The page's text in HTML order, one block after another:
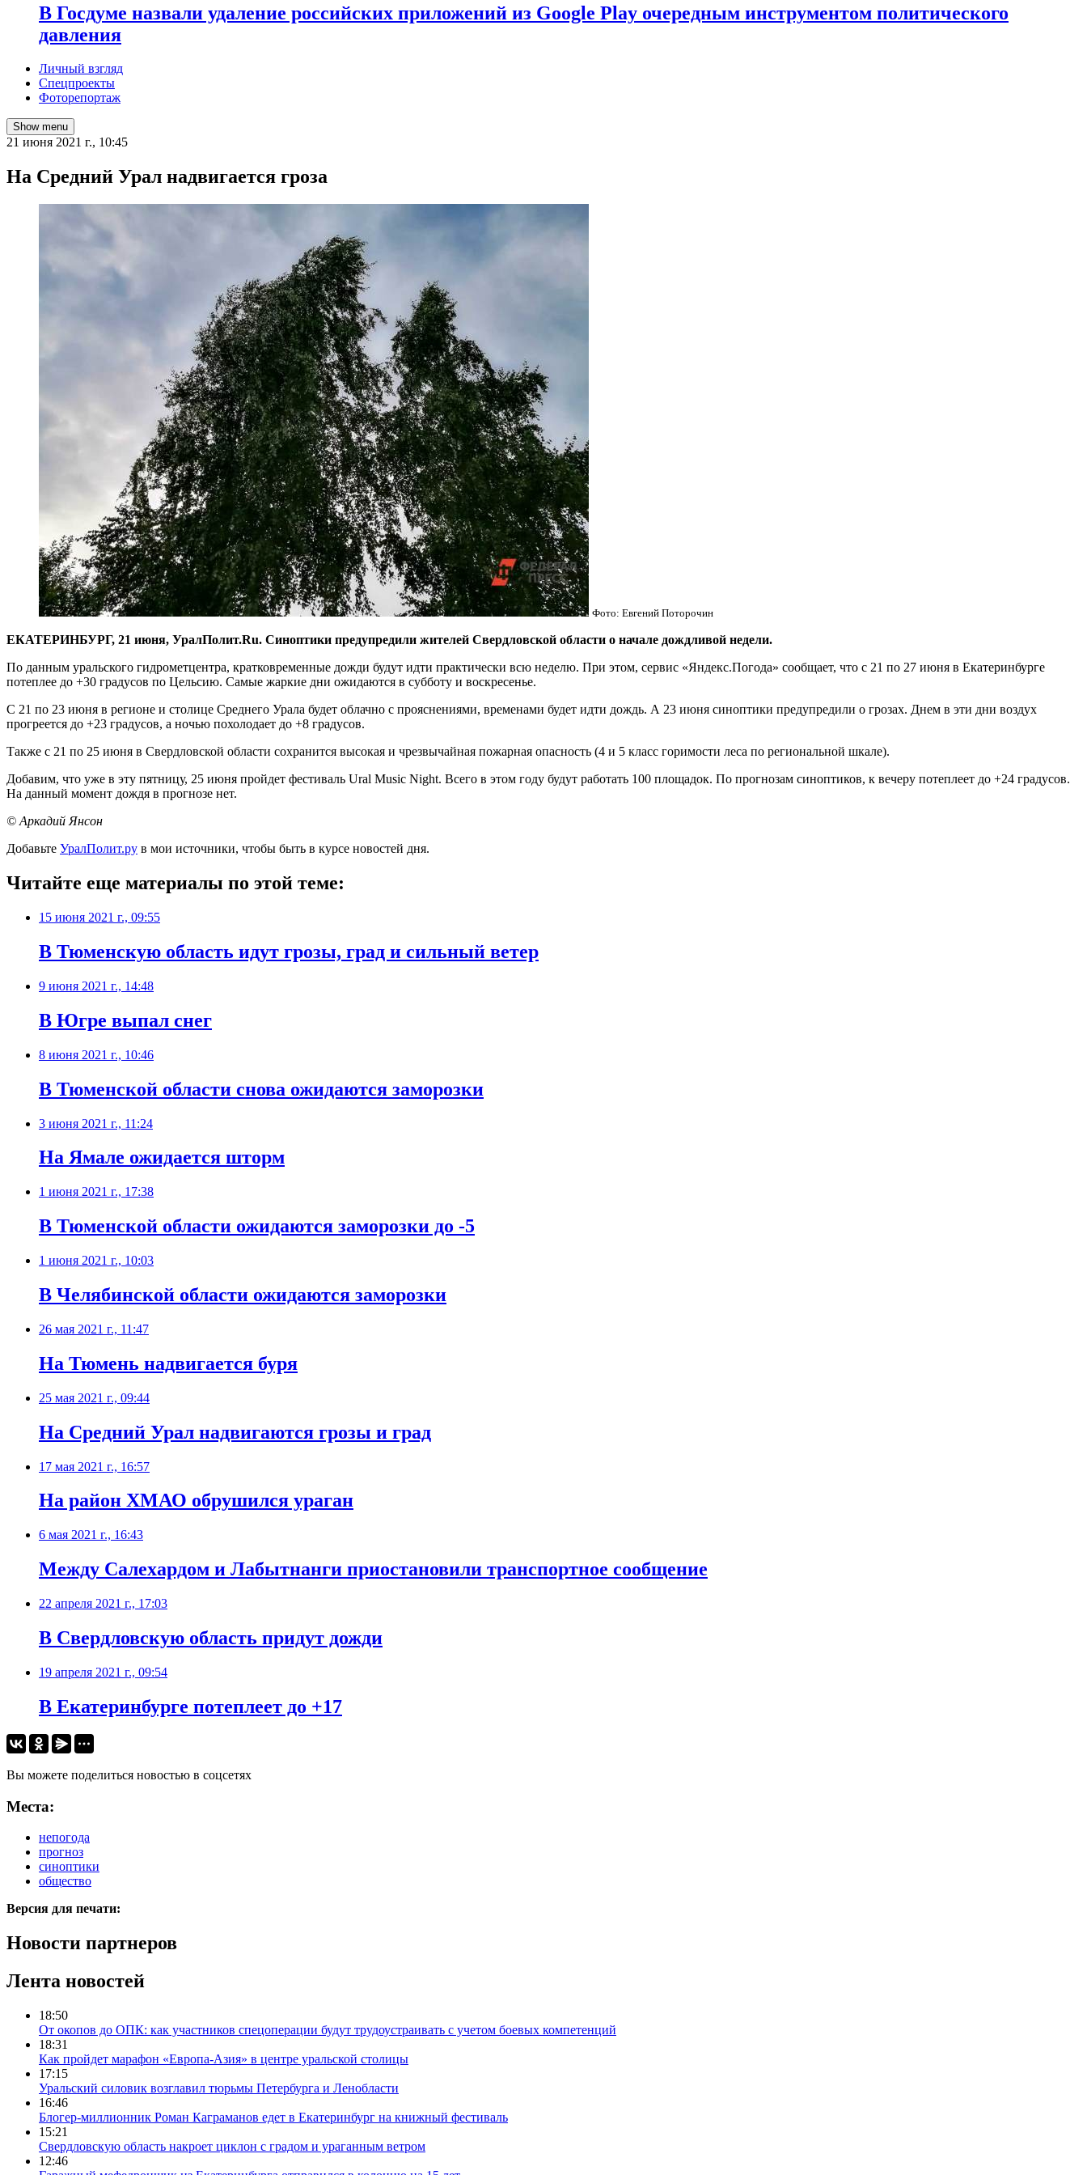
В Госдуме назвали удаление российских приложений из Google Play очередным инструментом политического
давления
Личный взгляд
Спецпроекты
Фоторепортаж
Show menu
21 июня 2021 г., 10:45
На Средний Урал надвигается гроза
Фото: Евгений Поторочин
​ЕКАТЕРИНБУРГ, 21 июня, УралПолит.Ru. Синоптики предупредили жителей Свердловской области о начале дождливой недели.
По данным уральского гидрометцентра, кратковременные дожди будут идти практически всю неделю. При этом, сервис «Яндекс.Погода» сообщает, что с 21 по 27 июня в Екатеринбурге
потеплее до +30 градусов по Цельсию. Самые жаркие дни ожидаются в субботу и воскресенье.
С 21 по 23 июня в регионе и столице Среднего Урала будет облачно с прояснениями, временами будет идти дождь. А 23 июня синоптики предупредили о грозах. Днем в эти дни воздух
прогреется до +23 градусов, а ночью похолодает до +8 градусов.
Также с 21 по 25 июня в Свердловской области сохранится высокая и чрезвычайная пожарная опасность (4 и 5 класс горимости леса по региональной шкале).
Добавим, что уже в эту пятницу, 25 июня пройдет фестиваль Ural Music Night. Всего в этом году будут работать 100 площадок. По прогнозам синоптиков, к вечеру потеплеет до +24 градусов.
На данный момент дождя в прогнозе нет.
© Аркадий Янсон
Добавьте УралПолит.ру в мои источники, чтобы быть в курсе новостей дня.
Читайте еще материалы по этой теме:
15 июня 2021 г., 09:55
В Тюменскую область идут грозы, град и сильный ветер
9 июня 2021 г., 14:48
В Югре выпал снег
8 июня 2021 г., 10:46
​В Тюменской области снова ожидаются заморозки
3 июня 2021 г., 11:24
На Ямале ожидается шторм
1 июня 2021 г., 17:38
​В Тюменской области ожидаются заморозки до -5
1 июня 2021 г., 10:03
​В Челябинской области ожидаются заморозки
26 мая 2021 г., 11:47
​На Тюмень надвигается буря
25 мая 2021 г., 09:44
На Средний Урал надвигаются грозы и град
17 мая 2021 г., 16:57
На район ХМАО обрушился ураган
6 мая 2021 г., 16:43
​Между Салехардом и Лабытнанги приостановили транспортное сообщение
22 апреля 2021 г., 17:03
​В Свердловскую область придут дожди
19 апреля 2021 г., 09:54
В Екатеринбурге потеплеет до +17
Вы можете поделиться новостью в соцсетях
Места:
непогода
прогноз
синоптики
общество
Версия для печати:
Новости партнеров
Лента новостей
18:50
От окопов до ОПК: как участников спецоперации будут трудоустраивать с учетом боевых компетенций
18:31
Как пройдет марафон «Европа-Азия» в центре уральской столицы
17:15
Уральский силовик возглавил тюрьмы Петербурга и Ленобласти
16:46
Блогер-миллионник Роман Каграманов едет в Екатеринбург на книжный фестиваль
15:21
Свердловскую область накроет циклон с градом и ураганным ветром
12:46